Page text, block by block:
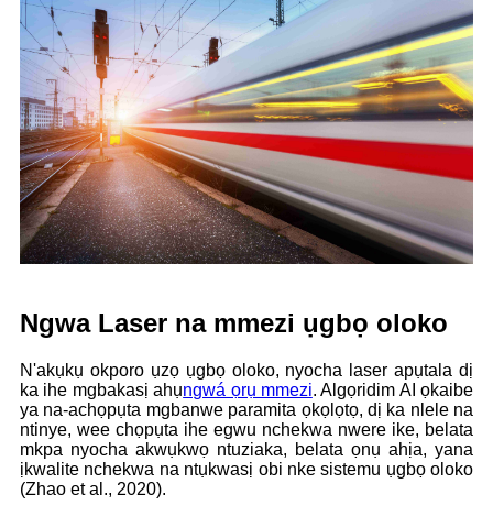
Ngwa Laser na mmezi ụgbọ oloko
N'akụkụ okporo ụzọ ụgbọ oloko, nyocha laser apụtala dị
ka ihe mgbakasị ahụngwá ọrụ mmezi. Algọridim AI ọkaibe
ya na-achọpụta mgbanwe paramita ọkọlọtọ, dị ka nlele na
ntinye, wee chọpụta ihe egwu nchekwa nwere ike, belata
mkpa nyocha akwụkwọ ntuziaka, belata ọnụ ahịa, yana
ịkwalite nchekwa na ntụkwasị obi nke sistemu ụgbọ oloko
(Zhao et al., 2020).